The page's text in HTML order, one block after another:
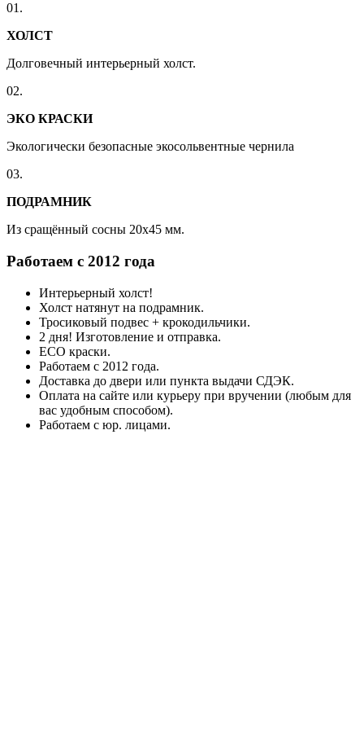
01.
ХОЛСТ
Долговечный интерьерный холст.
02.
ЭКО КРАСКИ
Экологически безопасные экосольвентные чернила
03.
ПОДРАМНИК
Из сращённый сосны 20x45 мм.
Работаем с 2012 года
Интерьерный холст!
Холст натянут на подрамник.
Тросиковый подвес + крокодильчики.
2 дня! Изготовление и отправка.
ECO краски.
Работаем с 2012 года.
Доставка до двери или пункта выдачи СДЭК.
Оплата на сайте или курьеру при вручении (любым для
вас удобным способом).
Работаем с юр. лицами.